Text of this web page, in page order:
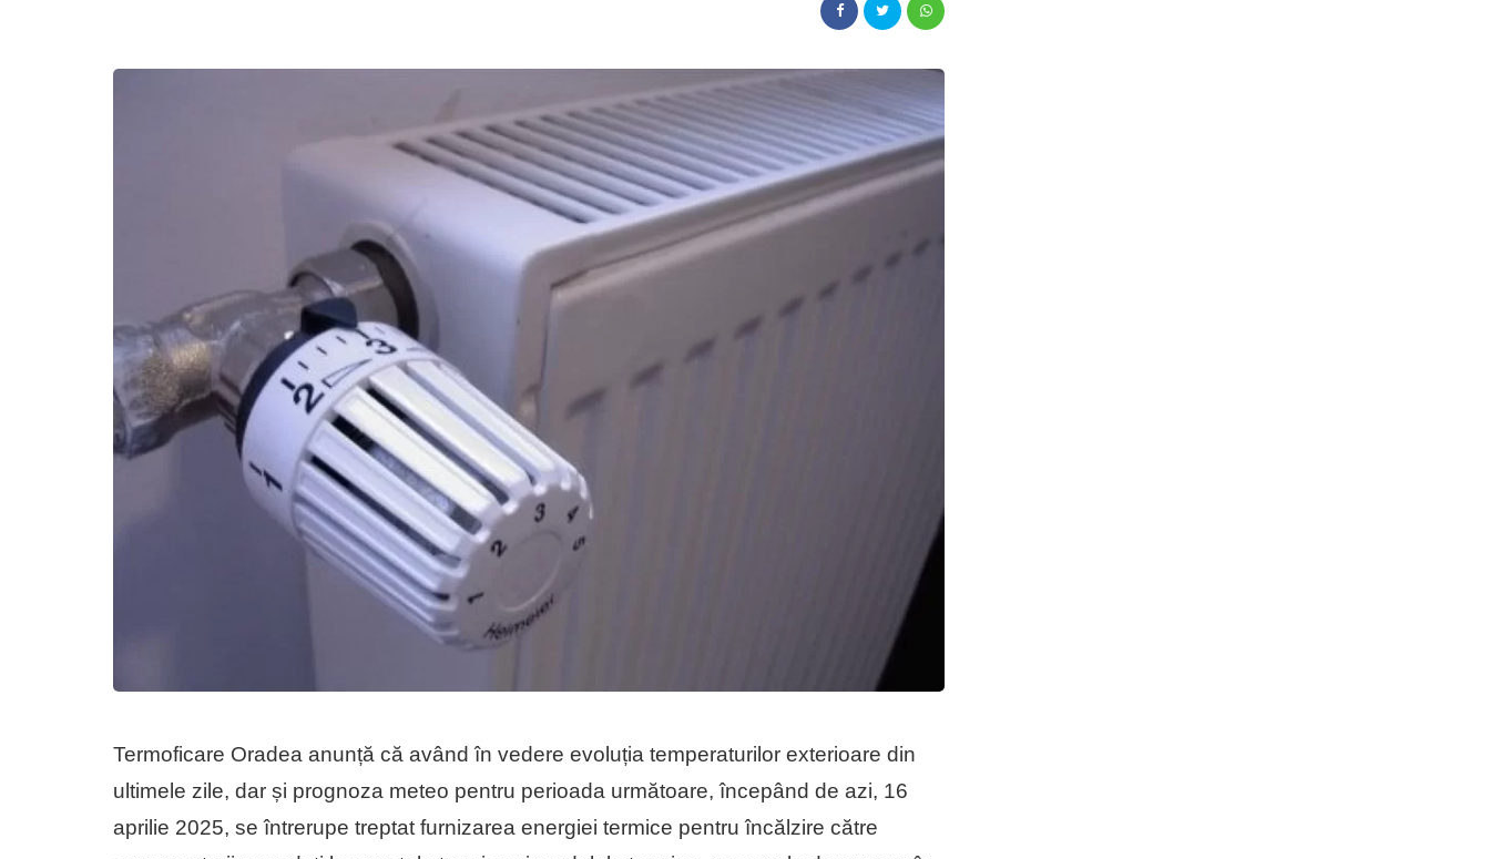
Termoficare Oradea anunță că având în vedere evoluția temperaturilor exterioare din
ultimele zile, dar și prognoza meteo pentru perioada următoare, începând de azi, 16
aprilie 2025, se întrerupe treptat furnizarea energiei termice pentru încălzire către